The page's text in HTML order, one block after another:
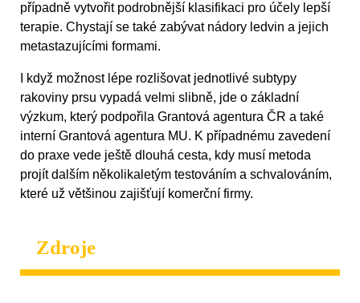
případně vytvořit podrobnější klasifikaci pro účely lepší
terapie. Chystají se také zabývat nádory ledvin a jejich
metastazujícími formami.
I když možnost lépe rozlišovat jednotlivé subtypy
rakoviny prsu vypadá velmi slibně, jde o základní
výzkum, který podpořila Grantová agentura ČR a také
interní Grantová agentura MU. K případnému zavedení
do praxe vede ještě dlouhá cesta, kdy musí metoda
projít dalším několikaletým testováním a schvalováním,
které už většinou zajišťují komerční firmy.
Zdroje